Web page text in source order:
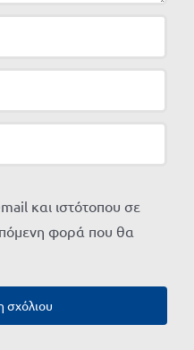
και ιστότοπου σε
φορά που θα